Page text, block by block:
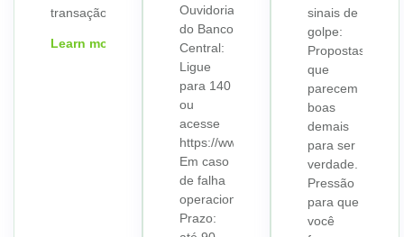
transação.
Learn more
Ouvidoria
do Banco
Central:
Ligue
para 140
ou
acesse
https://www.bcb.gov.br/meubc/
Em caso
de falha
operacional:
Prazo:
sinais de
golpe:
Propostas
que
parecem
boas
demais
para ser
verdade.
Pressão
para que
você